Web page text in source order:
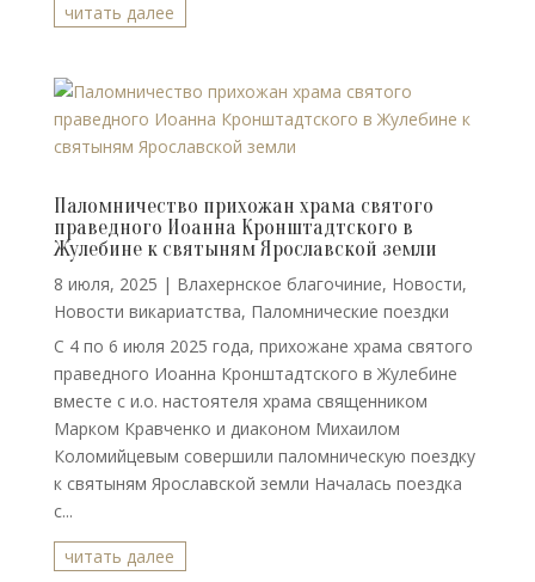
читать далее
Паломничество прихожан храма святого
праведного Иоанна Кронштадтского в
Жулебине к святыням Ярославской земли
8 июля, 2025 | Влахернское благочиние, Новости,
Новости викариатства, Паломнические поездки
С 4 по 6 июля 2025 года, прихожане храма святого
праведного Иоанна Кронштадтского в Жулебине
вместе с и.о. настоятеля храма священником
Марком Кравченко и диаконом Михаилом
Коломийцевым совершили паломническую поездку
к святыням Ярославской земли Началась поездка
с...
читать далее